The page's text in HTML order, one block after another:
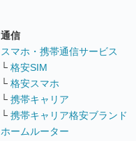
通信
スマホ・携帯通信サービス
└ 格安SIM
└ 格安スマホ
└ 携帯キャリア
└ 携帯キャリア格安ブランド
ホームルーター